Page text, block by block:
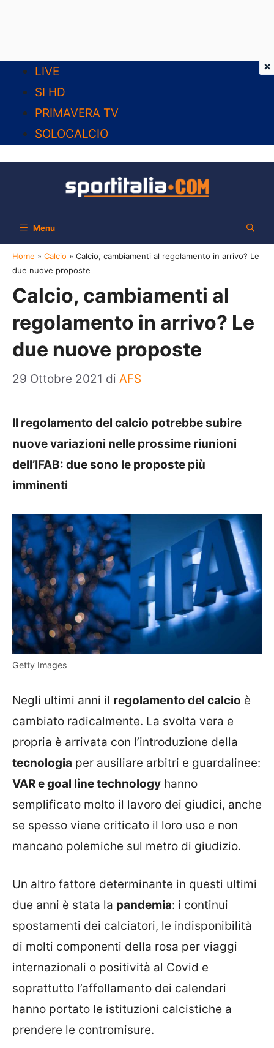
contenuto
LIVE
SI HD
PRIMAVERA TV
SOLOCALCIO
Menu
Home » Calcio » Calcio, cambiamenti al regolamento in arrivo? Le
due nuove proposte
Calcio, cambiamenti al
regolamento in arrivo? Le
due nuove proposte
29 Ottobre 2021 di AFS
Il regolamento del calcio potrebbe subire
nuove variazioni nelle prossime riunioni
dell’IFAB: due sono le proposte più
imminenti
Getty Images
Negli ultimi anni il regolamento del calcio è
cambiato radicalmente. La svolta vera e
propria è arrivata con l’introduzione della
tecnologia per ausiliare arbitri e guardalinee:
VAR e goal line technology hanno
semplificato molto il lavoro dei giudici, anche
se spesso viene criticato il loro uso e non
mancano polemiche sul metro di giudizio.
Un altro fattore determinante in questi ultimi
due anni è stata la pandemia: i continui
spostamenti dei calciatori, le indisponibilità
di molti componenti della rosa per viaggi
internazionali o positività al Covid e
soprattutto l’affollamento dei calendari
hanno portato le istituzioni calcistiche a
prendere le contromisure.
×